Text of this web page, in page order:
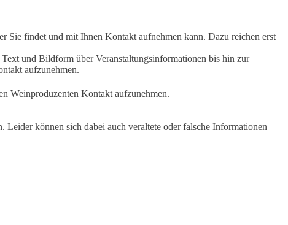
Sie findet und mit Ihnen Kontakt aufnehmen kann. Dazu reichen erst
und Bildform über Veranstaltungsinformationen bis hin zur
aufzunehmen.
Weinproduzenten Kontakt aufzunehmen.
können sich dabei auch veraltete oder falsche Informationen